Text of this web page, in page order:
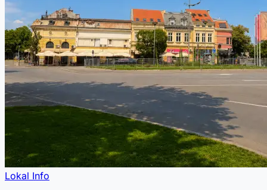
Lokal Info